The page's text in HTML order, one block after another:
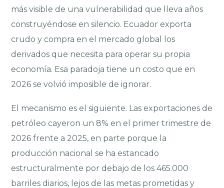
más visible de una vulnerabilidad que lleva años
construyéndose en silencio. Ecuador exporta
crudo y compra en el mercado global los
derivados que necesita para operar su propia
economía. Esa paradoja tiene un costo que en
2026 se volvió imposible de ignorar.
El mecanismo es el siguiente. Las exportaciones de
petróleo cayeron un 8% en el primer trimestre de
2026 frente a 2025, en parte porque la
producción nacional se ha estancado
estructuralmente por debajo de los 465.000
barriles diarios, lejos de las metas prometidas y